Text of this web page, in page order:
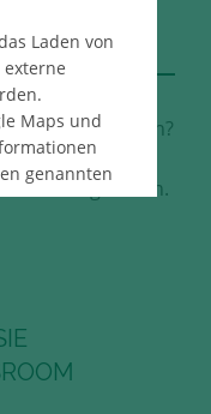
zu machen?
Ihnen steht
offen.
Laden von
Maps und
genannten
auf den
unseren
Gerät, mit